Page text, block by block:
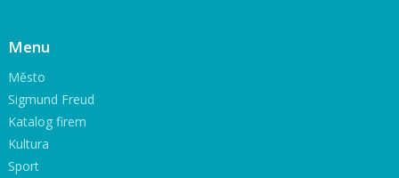
Menu
Město
Sigmund Freud
Katalog firem
Kultura
Sport